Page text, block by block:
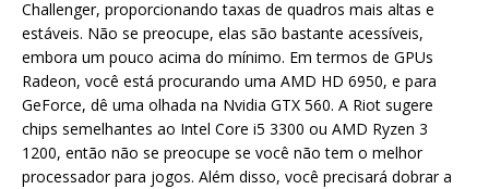
Challenger, proporcionando taxas de quadros mais altas e
estáveis. Não se preocupe, elas são bastante acessíveis,
embora um pouco acima do mínimo. Em termos de GPUs
Radeon, você está procurando uma AMD HD 6950, e para
GeForce, dê uma olhada na Nvidia GTX 560. A Riot sugere
chips semelhantes ao Intel Core i5 3300 ou AMD Ryzen 3
1200, então não se preocupe se você não tem o melhor
processador para jogos. Além disso, você precisará dobrar a